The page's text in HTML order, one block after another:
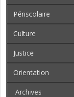
Périscolaire
Culture
Justice
Orientation
Archives